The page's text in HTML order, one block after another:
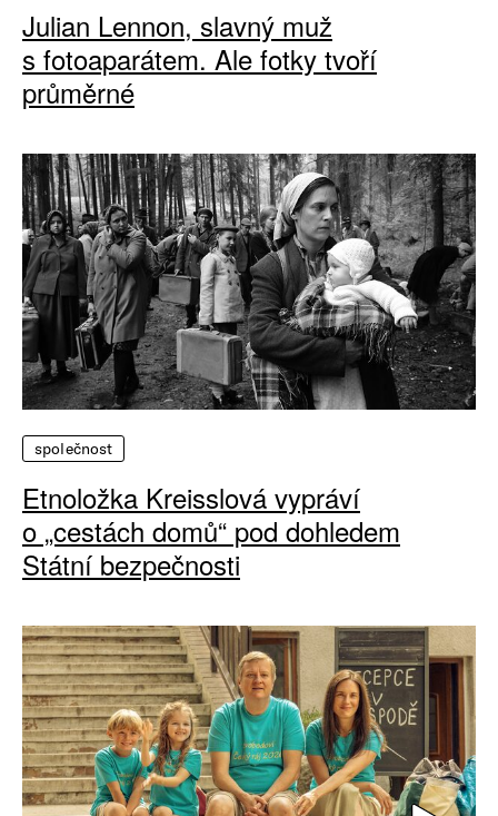
Julian Lennon, slavný muž
s fotoaparátem. Ale fotky tvoří
průměrné
společnost
Etnoložka Kreisslová vypráví
o „cestách domů“ pod dohledem
Státní bezpečnosti